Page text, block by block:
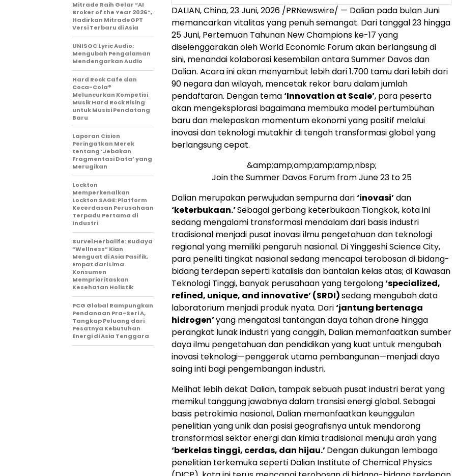
DALIAN, China,23 Juni, 2026 /PRNewswire/ — Dalian pada bulan Juni
memancarkan vitalitas yang penuh semangat. Dari tanggal 23 hingga
25 Juni, Pertemuan Tahunan New Champions ke-17 yang
diselenggarakan oleh World Economic Forum akan berlangsung di
sini, menandai kolaborasi kesembilan antara Summer Davos dan
Dalian. Acara ini akan menyambut lebih dari 1.700 tamu dari lebih dari
90 negara dan wilayah, mencetak rekor baru dalam jumlah
pendaftaran. Dengan tema‘Innovation at Scale’, para peserta
akan mengeksplorasi bagaimana membuka model pertumbuhan
baru dan melepaskan momentum ekonomi yang positif melalui
inovasi dan teknologi mutakhir di tengah transformasi global yang
berlangsung cepat.
&amp;amp;amp;amp;amp;nbsp;
Join the Summer Davos Forum from June 23 to 25
Dalian merupakan perwujudan sempurna dari‘inovasi’dan
‘keterbukaan.’Sebagai gerbang keterbukaan Tiongkok, kota ini
sedang mengalami transformasi mendalam dari basis industri
tradisional menjadi pusat inovasi ilmu pengetahuan dan teknologi
regional yang memiliki pengaruh nasional. Di Yinggeshi Science City,
para peneliti tingkat nasional sedang mencapai terobosan di bidang-
bidang terdepan seperti katalisis dan bantalan kelas atas; di Kawasan
Teknologi Tinggi, banyak perusahaan yang tergolong‘specialized,
refined, unique, and innovative’ (SRDI)sedang mengubah data
laboratorium menjadi produk nyata. Dari‘jantung bertenaga
hidrogen’yang mengatasi tantangan daya tahan drone hingga
perangkat lunak industri yang canggih, Dalian memanfaatkan sumber
daya ilmu pengetahuan dan pendidikan yang kuat untuk mengubah
inovasi teknologi—penggerak utama pembangunan—menjadi daya
saing inti bagi pengembangan industri.
Melihat lebih dekat Dalian, tampak sebuah pusat industri berat yang
memikul tanggung jawabnya dalam transisi energi global. Sebagai
basis petrokimia nasional, Dalian memanfaatkan keunggulan
penelitian yang unik dan posisi geografisnya untuk mendorong
transformasi sektor energi dan kimia tradisional menuju arah yang
‘berkelas tinggi, cerdas, dan hijau.’Dengan dukungan lembaga
penelitian terkemuka seperti Dalian Institute of Chemical Physics
Mitrade Raih Gelar “AI
Broker of the Year 2026”,
Hadirkan MitradeGPT
Versi Terbaru di Asia
UNISOC Lyric Audio:
Mengubah Pengalaman
Mendengarkan Audio
Hard Rock Cafe dan
Coca-Cola®
Meluncurkan Kompetisi
Musik Hard Rock Rising
untuk Musisi Pendatang
Baru
Laporan Cision
Peringatkan Merek
tentang ‘Jebakan
Fragmentasi Data’ yang
Merugikan
Lockton
Memperkenalkan
Lockton SAGE: Platform
Kecerdasan Perusahaan
Terpadu Pertama di
Industri
Survei Herbalife: Budaya
“Wellness” Kian
Menguat di Asia Pasifik,
Empat dari Lima
Konsumen
Memprioritaskan
Kesehatan Holistik
PCG Global Rampungkan
Pendanaan Pra-Seri A,
Tangkap Peluang dari
Pesatnya Kebutuhan
Energi di Asia Tenggara